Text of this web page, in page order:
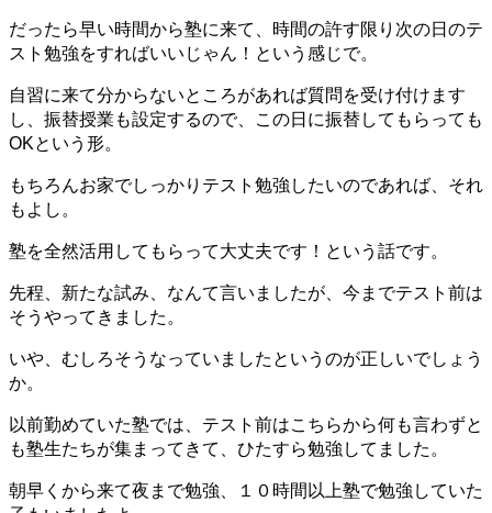
だったら早い時間から塾に来て、時間の許す限り次の日のテ
スト勉強をすればいいじゃん！という感じで。
自習に来て分からないところがあれば質問を受け付けます
し、振替授業も設定するので、この日に振替してもらっても
OKという形。
もちろんお家でしっかりテスト勉強したいのであれば、それ
もよし。
塾を全然活用してもらって大丈夫です！という話です。
先程、新たな試み、なんて言いましたが、今までテスト前は
そうやってきました。
いや、むしろそうなっていましたというのが正しいでしょう
か。
以前勤めていた塾では、テスト前はこちらから何も言わずと
も塾生たちが集まってきて、ひたすら勉強してました。
朝早くから来て夜まで勉強、１０時間以上塾で勉強していた